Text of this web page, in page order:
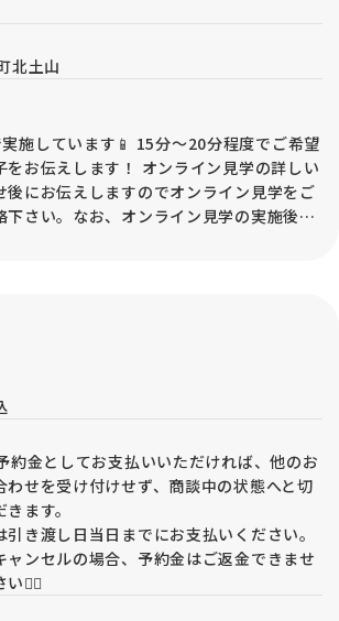
北土山
施しています📱 15分〜20分程度でご希望
をお伝えします！ オンライン見学の詳しい
後にお伝えしますのでオンライン見学をご
下さい。なお、オンライン見学の実施後で
約金としてお支払いいただければ、他のお
わせを受け付けせず、商談中の状態へと切
ます。
き渡し日当日までにお支払いください。
ャンセルの場合、予約金はご返金できませ
🙇‍♀️